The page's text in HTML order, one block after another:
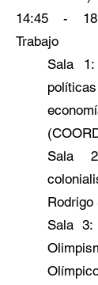
14:45 -
Trabajo
Sala
Sala
Rodrigo
Sala 3: